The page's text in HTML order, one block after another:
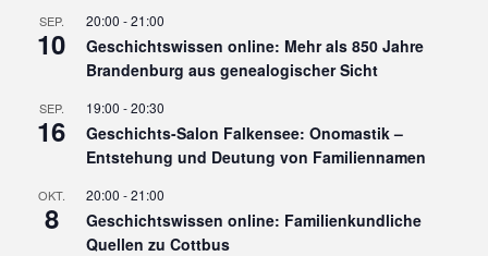
SEP.
10
20:00 -21:00
Geschichtswissen online: Mehr als 850 Jahre
Brandenburg aus genealogischer Sicht
SEP.
16
19:00 -20:30
Geschichts-Salon Falkensee: Onomastik –
Entstehung und Deutung von Familiennamen
OKT.
8
20:00 -21:00
Geschichtswissen online: Familienkundliche
Quellen zu Cottbus